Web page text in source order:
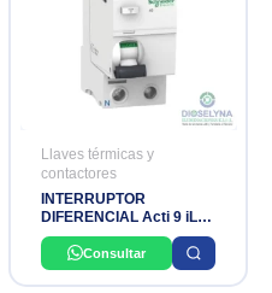
Llaves térmicas y
contactores
INTERRUPTOR
DIFERENCIAL Acti 9 iLD
2x25A SCHNEIDER
ELECTRICConsultar